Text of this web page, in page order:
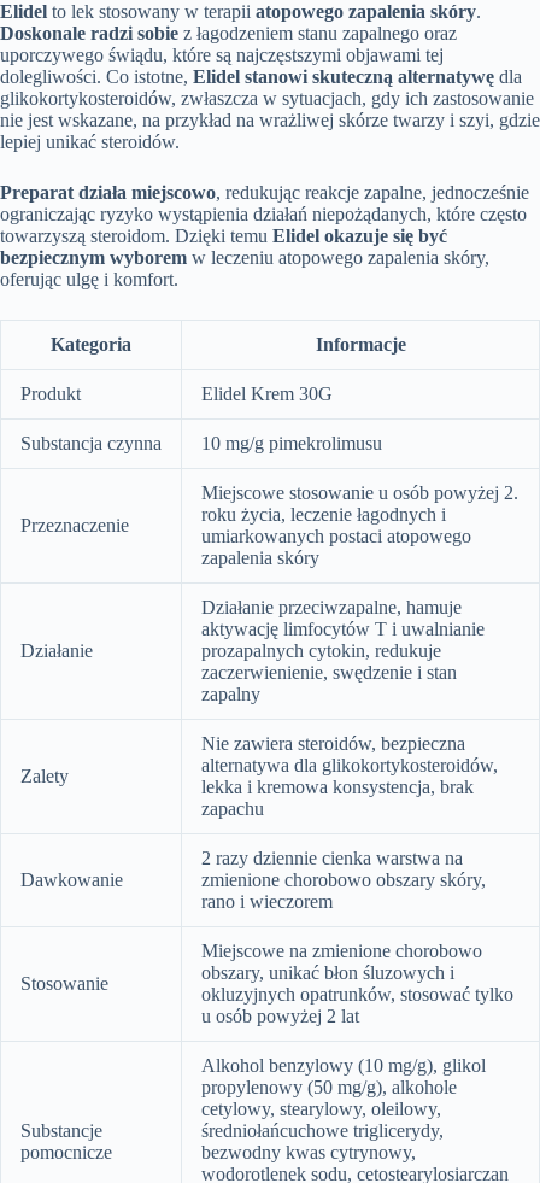
Elidel to lek stosowany w terapii atopowego zapalenia skóry.
Doskonale radzi sobie z łagodzeniem stanu zapalnego oraz
uporczywego świądu, które są najczęstszymi objawami tej
dolegliwości. Co istotne, Elidel stanowi skuteczną alternatywę dla
glikokortykosteroidów, zwłaszcza w sytuacjach, gdy ich zastosowanie
nie jest wskazane, na przykład na wrażliwej skórze twarzy i szyi, gdzie
lepiej unikać steroidów.
Preparat działa miejscowo, redukując reakcje zapalne, jednocześnie
ograniczając ryzyko wystąpienia działań niepożądanych, które często
towarzyszą steroidom. Dzięki temu Elidel okazuje się być
bezpiecznym wyborem w leczeniu atopowego zapalenia skóry,
oferując ulgę i komfort.
Kategoria Informacje
Produkt Elidel Krem 30G
Substancja czynna 10 mg/g pimekrolimusu
Przeznaczenie
Miejscowe stosowanie u osób powyżej 2.
roku życia, leczenie łagodnych i
umiarkowanych postaci atopowego
zapalenia skóry
Działanie
Działanie przeciwzapalne, hamuje
aktywację limfocytów T i uwalnianie
prozapalnych cytokin, redukuje
zaczerwienienie, swędzenie i stan
zapalny
Zalety
Nie zawiera steroidów, bezpieczna
alternatywa dla glikokortykosteroidów,
lekka i kremowa konsystencja, brak
zapachu
Dawkowanie
2 razy dziennie cienka warstwa na
zmienione chorobowo obszary skóry,
rano i wieczorem
Stosowanie
Miejscowe na zmienione chorobowo
obszary, unikać błon śluzowych i
okluzyjnych opatrunków, stosować tylko
u osób powyżej 2 lat
Substancje
pomocnicze
Alkohol benzylowy (10 mg/g), glikol
propylenowy (50 mg/g), alkohole
cetylowy, stearylowy, oleilowy,
średniołańcuchowe triglicerydy,
bezwodny kwas cytrynowy,
wodorotlenek sodu, cetostearylosiarczan